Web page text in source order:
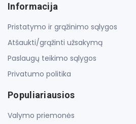
Informacija
Pristatymo ir grąžinimo sąlygos
Atšaukti/grąžinti užsakymą
Paslaugų teikimo sąlygos
Privatumo politika
Populiariausios
Valymo priemonės